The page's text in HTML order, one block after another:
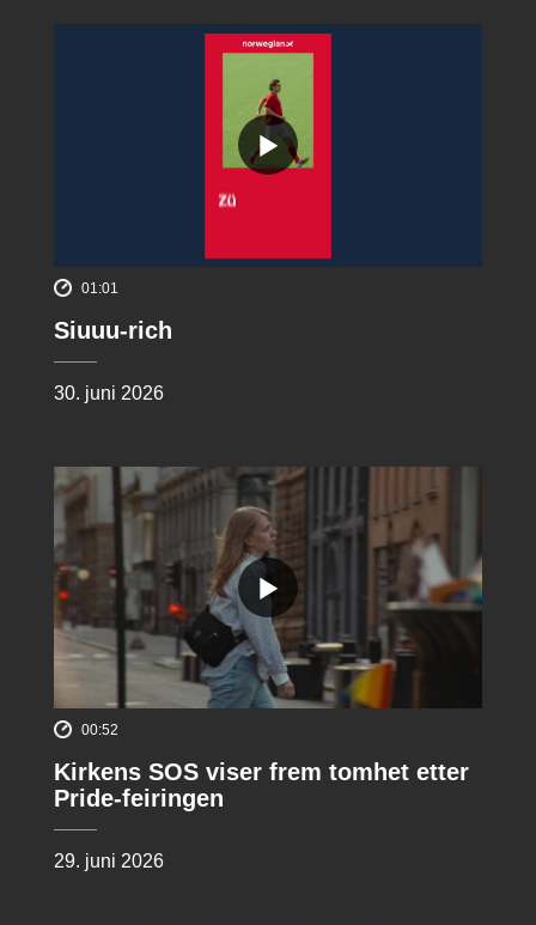
01:01
Siuuu-rich
30. juni 2026
00:52
Kirkens SOS viser frem tomhet etter
Pride-feiringen
29. juni 2026